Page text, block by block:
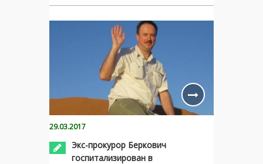
29.03.2017
Экс-прокурор Беркович
госпитализирован в